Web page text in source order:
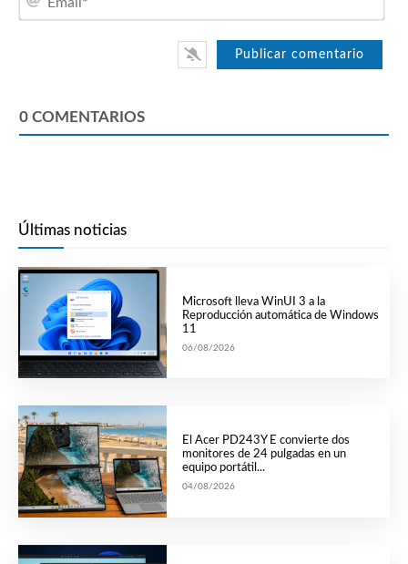
0 COMENTARIOS
Últimas noticias
Microsoft lleva WinUI 3 a la
Reproducción automática de Windows
11
06/08/2026
El Acer PD243Y E convierte dos
monitores de 24 pulgadas en un
equipo portátil...
04/08/2026